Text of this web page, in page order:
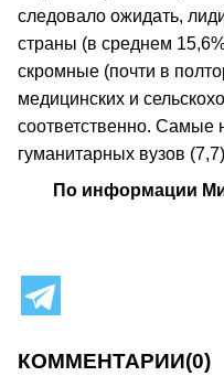
следовало ожидать,
страны (в среднем
скромные (почти в
медицинских и
соответственно. Самые
гуманитарных вузов
По информации
КОММЕНТАРИИ(0)